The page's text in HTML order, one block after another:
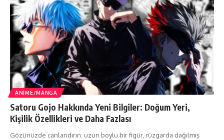
ANIME/MANGA
Satoru Gojo Hakkında Yeni Bilgiler: Doğum Yeri,
Kişilik Özellikleri ve Daha Fazlası
Gözünüzde canlandırın: uzun boylu bir figür, rüzgarda dağılmış